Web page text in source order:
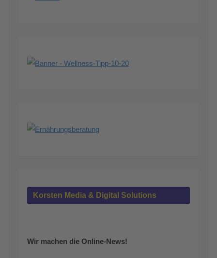
Korsten Media & Digital Solutions
Wir machen die Online-News!